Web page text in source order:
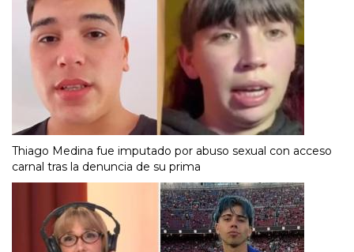
Thiago Medina fue imputado por abuso sexual con acceso
carnal tras la denuncia de su prima